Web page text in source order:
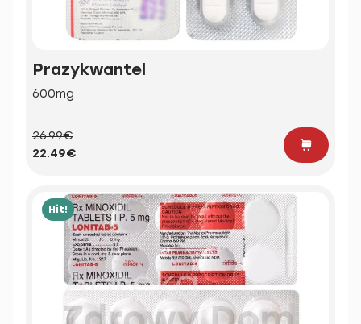
Prazykwantel
600mg
26.99€
22.49€
Hit!